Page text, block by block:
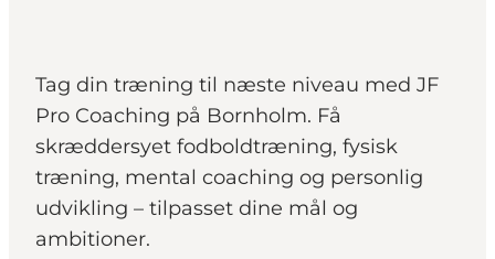
Tag din træning til næste niveau med JF
Pro Coaching på Bornholm. Få
skræddersyet fodboldtræning, fysisk
træning, mental coaching og personlig
udvikling – tilpasset dine mål og
ambitioner.